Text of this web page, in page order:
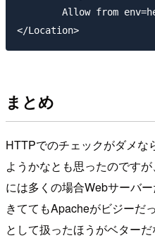
Allow from
まとめ
HTTPでのチェックがダメな
ようかなとも思ったのです
には多くの場合Webサーバ
きててもApacheがビジーだ
として扱ったほうがベター